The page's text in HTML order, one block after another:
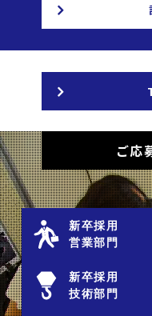
ご応
新卒採用
営業部門
新卒採用
技術部門